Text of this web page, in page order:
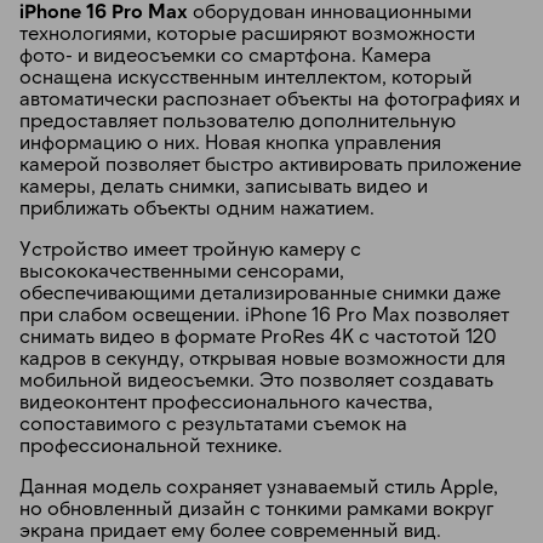
iPhone 16 Pro Max оборудован инновационными
технологиями, которые расширяют возможности
фото- и видеосъемки со смартфона. Камера
оснащена искусственным интеллектом, который
автоматически распознает объекты на фотографиях и
предоставляет пользователю дополнительную
информацию о них. Новая кнопка управления
камерой позволяет быстро активировать приложение
камеры, делать снимки, записывать видео и
приближать объекты одним нажатием.
Устройство имеет тройную камеру с
высококачественными сенсорами,
обеспечивающими детализированные снимки даже
при слабом освещении. iPhone 16 Pro Max позволяет
снимать видео в формате ProRes 4K с частотой 120
кадров в секунду, открывая новые возможности для
мобильной видеосъемки. Это позволяет создавать
видеоконтент профессионального качества,
сопоставимого с результатами съемок на
профессиональной технике.
Данная модель сохраняет узнаваемый стиль Apple,
но обновленный дизайн с тонкими рамками вокруг
экрана придает ему более современный вид.